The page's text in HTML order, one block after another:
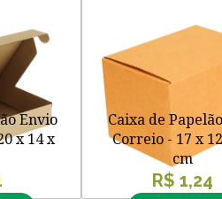
Envio
x 14 x
Caixa de
Correio - 17 x
cm
R$ 1,24